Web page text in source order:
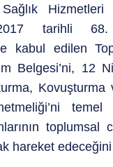
Hizmetleri
tarihli
kabul edilen
Belgesi’ni, 12
Kovuşturma
temel
toplumsal
hareket